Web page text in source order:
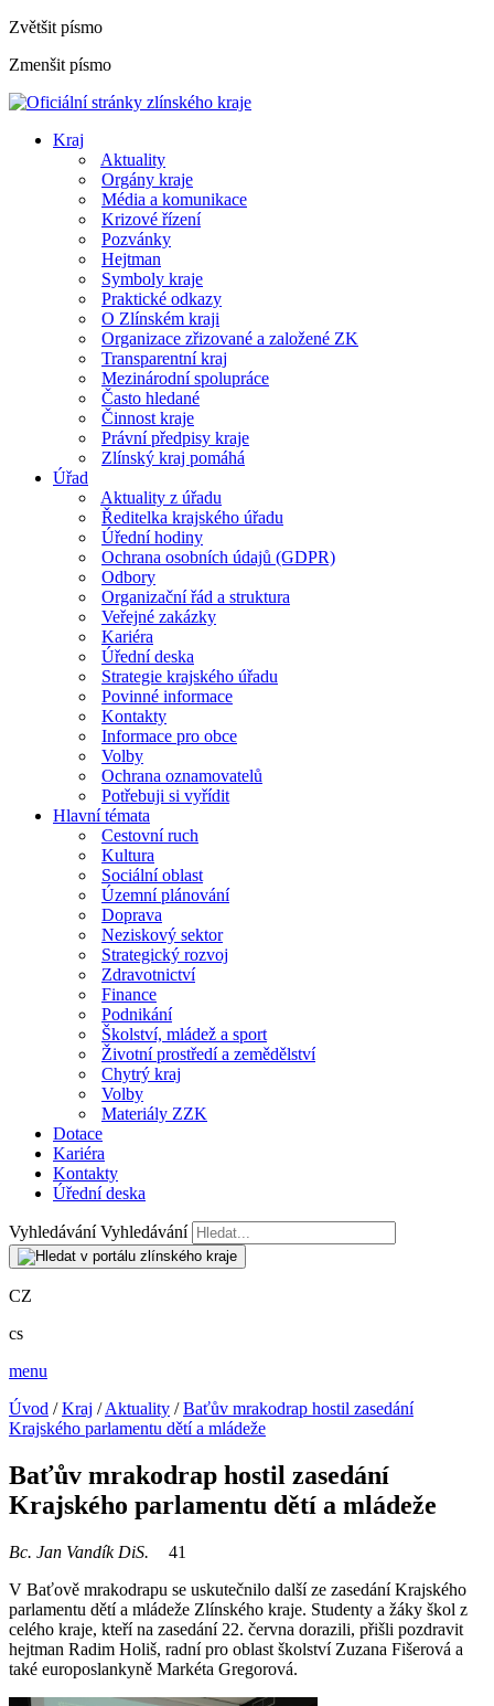
Zvětšit písmo
Zmenšit písmo
Kraj
Aktuality
Orgány kraje
Média a komunikace
Krizové řízení
Pozvánky
Hejtman
Symboly kraje
Praktické odkazy
O Zlínském kraji
Organizace zřizované a založené ZK
Transparentní kraj
Mezinárodní spolupráce
Často hledané
Činnost kraje
Právní předpisy kraje
Zlínský kraj pomáhá
Úřad
Aktuality z úřadu
Ředitelka krajského úřadu
Úřední hodiny
Ochrana osobních údajů (GDPR)
Odbory
Organizační řád a struktura
Veřejné zakázky
Kariéra
Úřední deska
Strategie krajského úřadu
Povinné informace
Kontakty
Informace pro obce
Volby
Ochrana oznamovatelů
Potřebuji si vyřídit
Hlavní témata
Cestovní ruch
Kultura
Sociální oblast
Územní plánování
Doprava
Neziskový sektor
Strategický rozvoj
Zdravotnictví
Finance
Podnikání
Školství, mládež a sport
Životní prostředí a zemědělství
Chytrý kraj
Volby
Materiály ZZK
Dotace
Kariéra
Kontakty
Úřední deska
Vyhledávání Vyhledávání
CZ
cs
menu
Úvod /Kraj /Aktuality /Baťův mrakodrap hostil zasedání
Krajského parlamentu dětí a mládeže
Baťův mrakodrap hostil zasedání
Krajského parlamentu dětí a mládeže
Bc. Jan Vandík DiS.
41
V Baťově mrakodrapu se uskutečnilo další ze zasedání Krajského
parlamentu dětí a mládeže Zlínského kraje. Studenty a žáky škol z
celého kraje, kteří na zasedání 22. června dorazili, přišli pozdravit
hejtman Radim Holiš, radní pro oblast školství Zuzana Fišerová a
také europoslankyně Markéta Gregorová.